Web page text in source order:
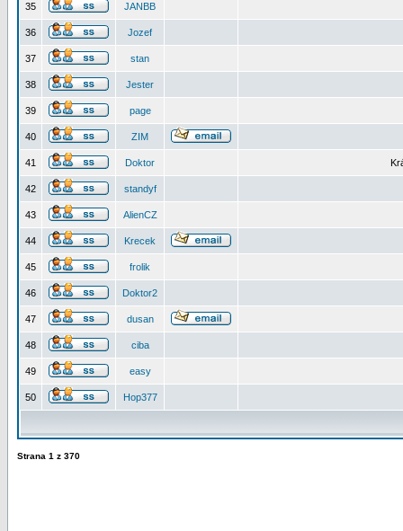
35 JANBB
36 Jozef
37 stan
38 Jester
39 page
40 ZIM
41 Doktor
42 standyf
43 AlienCZ
44 Krecek
45 frolik
46 Doktor2
47 dusan
48 ciba
49 easy
50 Hop377
Strana 1 z 370